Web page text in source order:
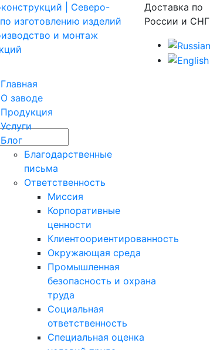
Доставка по
России и СНГ
Главная
О заводе
Продукция
Услуги
Блог
Благодарственные
письма
Ответственность
Миссия
Корпоративные
ценности
Клиентоориентированность
Окружающая среда
Промышленная
безопасность и охрана
труда
Социальная
ответственность
Специальная оценка